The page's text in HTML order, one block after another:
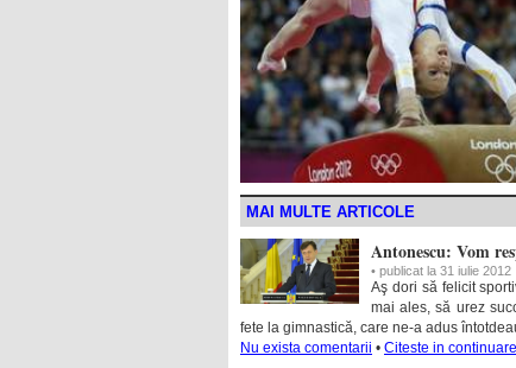
MAI MULTE ARTICOLE
Antonescu: Vom
• publicat la 31 iulie 2012
Aş dori să felicit
mai ales, să urez
fete la gimnastică, care ne-a adus
Nu exista comentarii • Citeste in